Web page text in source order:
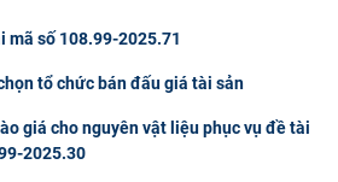
mã số 108.99-2025.71
tổ chức bán đấu giá tài sản
giá cho nguyên vật liệu phục vụ đề tài
2025.30